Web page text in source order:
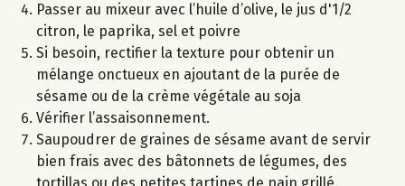
Passer au mixeur avec l’huile d’olive, le jus d'1/2
citron, le paprika, sel et poivre
Si besoin, rectifier la texture pour obtenir un
mélange onctueux en ajoutant de la purée de
sésame ou de la crème végétale au soja
Vérifier l’assaisonnement.
Saupoudrer de graines de sésame avant de servir
bien frais avec des bâtonnets de légumes, des